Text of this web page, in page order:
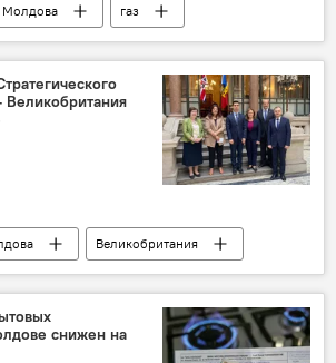
Молдова газ
Великобритания
снижен на